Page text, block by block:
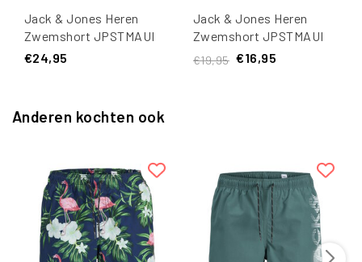
Jack & Jones Heren
Zwemshort JPSTMAUI
Splash Magic
€24,95
Jack & Jones Heren
Zwemshort JPSTMAUI
SHELL
€19,95 €16,95
Anderen kochten ook